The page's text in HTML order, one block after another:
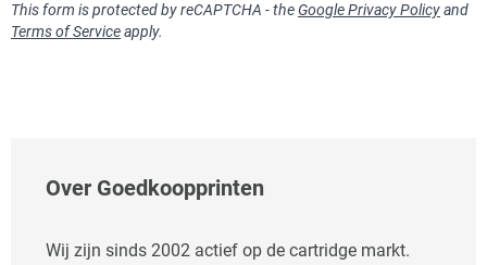
This form is protected by reCAPTCHA - the Google Privacy Policyand
Terms of Serviceapply.
Over Goedkoopprinten
Wij zijn sinds 2002 actief op de cartridge markt.